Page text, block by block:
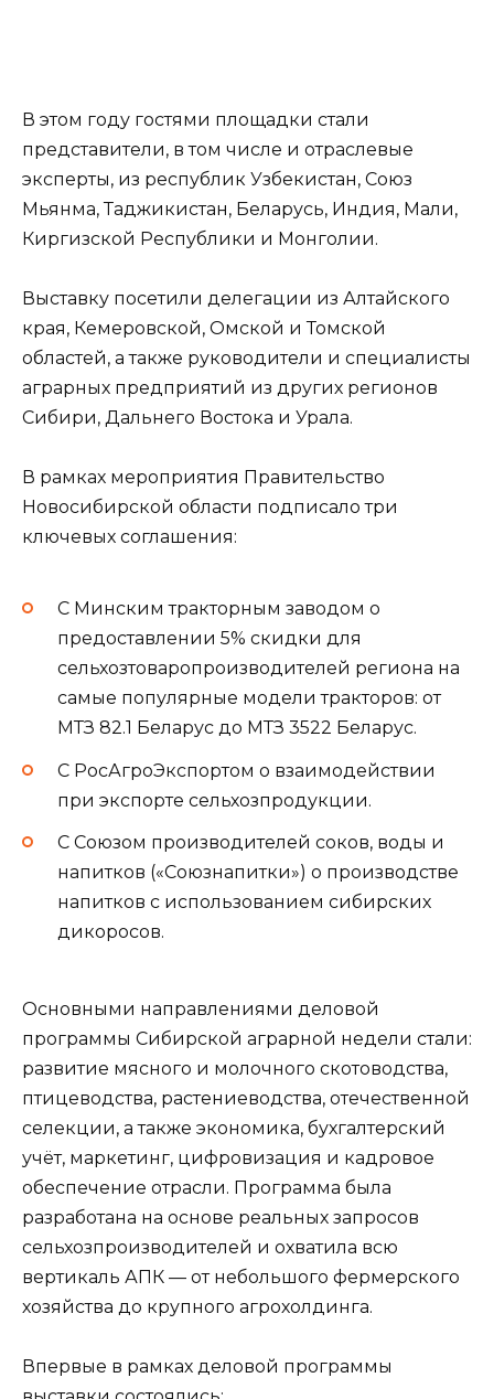
В этом году гостями площадки стали
представители, в том числе и отраслевые
эксперты, из республик Узбекистан, Союз
Мьянма, Таджикистан, Беларусь, Индия, Мали,
Киргизской Республики и Монголии.
Выставку посетили делегации из Алтайского
края, Кемеровской, Омской и Томской
областей, а также руководители и специалисты
аграрных предприятий из других регионов
Сибири, Дальнего Востока и Урала.
В рамках мероприятия Правительство
Новосибирской области подписало три
ключевых соглашения:
С Минским тракторным заводом о
предоставлении 5% скидки для
сельхозтоваропроизводителей региона на
самые популярные модели тракторов: от
МТЗ 82.1 Беларус до МТЗ 3522 Беларус.
С РосАгроЭкспортом о взаимодействии
при экспорте сельхозпродукции.
С Союзом производителей соков, воды и
напитков («Союзнапитки») о производстве
напитков с использованием сибирских
дикоросов.
Основными направлениями деловой
программы Сибирской аграрной недели стали:
развитие мясного и молочного скотоводства,
птицеводства, растениеводства, отечественной
селекции, а также экономика, бухгалтерский
учёт, маркетинг, цифровизация и кадровое
обеспечение отрасли. Программа была
разработана на основе реальных запросов
сельхозпроизводителей и охватила всю
вертикаль АПК — от небольшого фермерского
хозяйства до крупного агрохолдинга.
Впервые в рамках деловой программы